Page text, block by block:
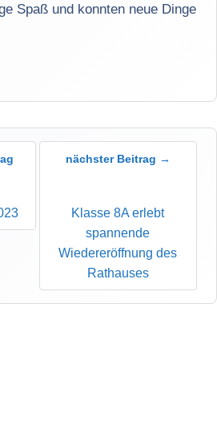
Spaß und konnten neue Dinge
nächster Beitrag →
Klasse 8A erlebt
spannende
Wiedereröffnung des
Rathauses